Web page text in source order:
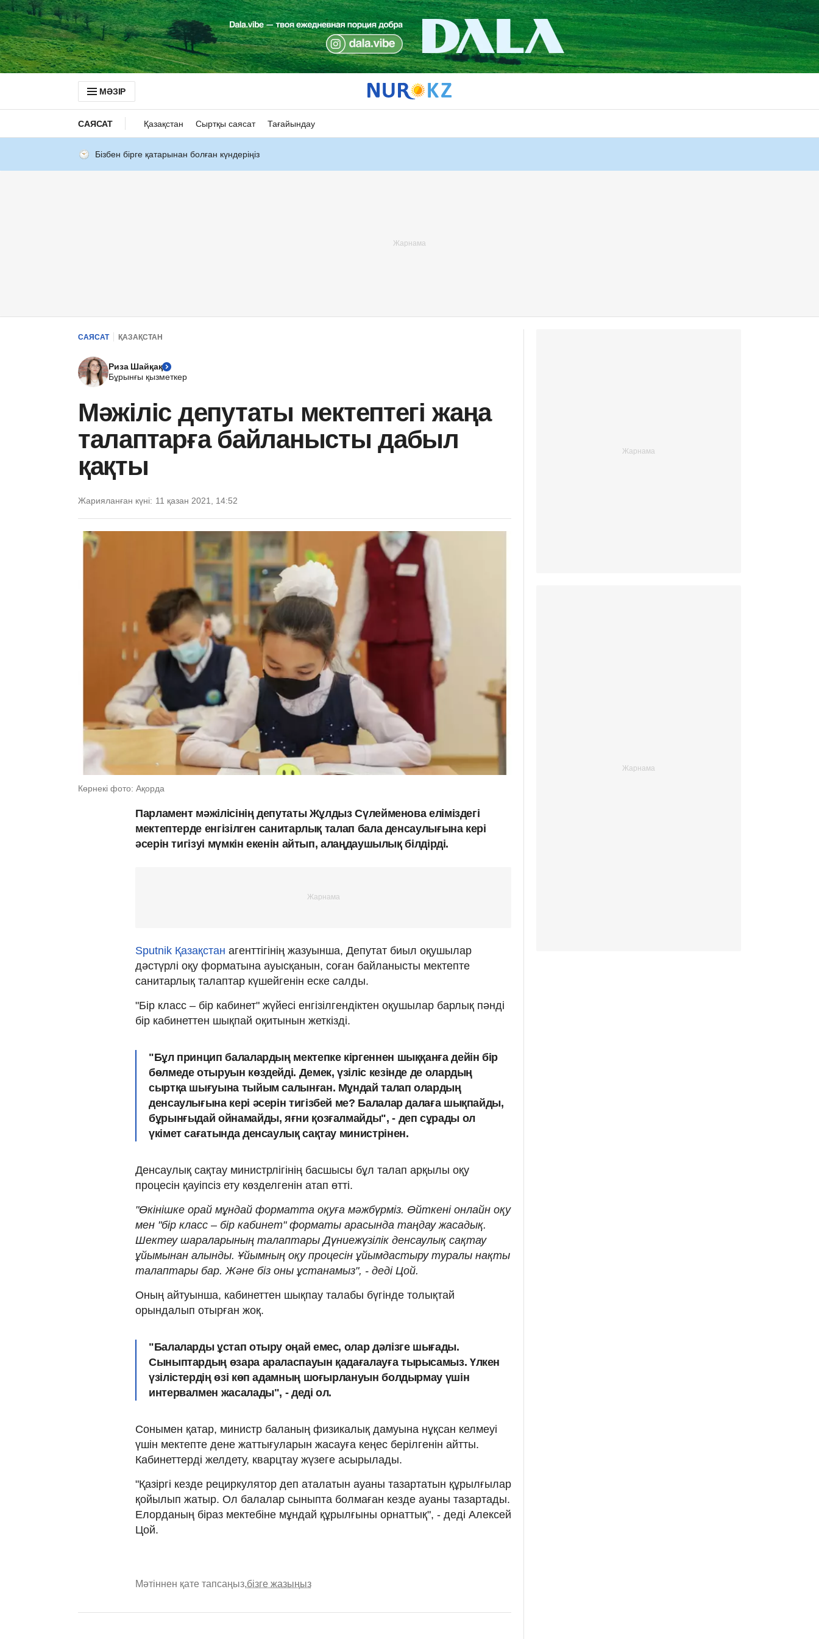
МӘЗІР
САЯСАТ Қазақстан Сыртқы саясат Тағайындау
Бізбен бірге қатарынан болған күндеріңіз
САЯСАТ ҚАЗАҚСТАН
Риза Шайқақ
Бұрынғы қызметкер
Мәжіліс депутаты мектептегі жаңа
талаптарға байланысты дабыл
қақты
Жарияланған күні: 11 қазан 2021, 14:52
Көрнекі фото: Ақорда
Парламент мәжілісінің депутаты Жұлдыз Сүлейменова еліміздегі
мектептерде енгізілген санитарлық талап бала денсаулығына кері
әсерін тигізуі мүмкін екенін айтып, алаңдаушылық білдірді.
Sputnik Қазақстан агенттігінің жазуынша, Депутат биыл оқушылар
дәстүрлі оқу форматына ауысқанын, соған байланысты мектепте
санитарлық талаптар күшейгенін еске салды.
"Бір класс – бір кабинет" жүйесі енгізілгендіктен оқушылар барлық пәнді
бір кабинеттен шықпай оқитынын жеткізді.
"Бұл принцип балалардың мектепке кіргеннен шыққанға дейін бір
бөлмеде отыруын көздейді. Демек, үзіліс кезінде де олардың
сыртқа шығуына тыйым салынған. Мұндай талап олардың
денсаулығына кері әсерін тигізбей ме? Балалар далаға шықпайды,
бұрынғыдай ойнамайды, яғни қозғалмайды", - деп сұрады ол
үкімет сағатында денсаулық сақтау министрінен.
Денсаулық сақтау министрлігінің басшысы бұл талап арқылы оқу
процесін қауіпсіз ету көзделгенін атап өтті.
"Өкінішке орай мұндай форматта оқуға мәжбүрміз. Өйткені онлайн оқу
мен "бір класс – бір кабинет" форматы арасында таңдау жасадық.
Шектеу шараларының талаптары Дүниежүзілік денсаулық сақтау
ұйымынан алынды. Ұйымның оқу процесін ұйымдастыру туралы нақты
талаптары бар. Және біз оны ұстанамыз", - деді Цой.
Оның айтуынша, кабинеттен шықпау талабы бүгінде толықтай
орындалып отырған жоқ.
"Балаларды ұстап отыру оңай емес, олар дәлізге шығады.
Сыныптардың өзара араласпауын қадағалауға тырысамыз. Үлкен
үзілістердің өзі көп адамның шоғырлануын болдырмау үшін
интервалмен жасалады", - деді ол.
Сонымен қатар, министр баланың физикалық дамуына нұқсан келмеуі
үшін мектепте дене жаттығуларын жасауға кеңес берілгенін айтты.
Кабинеттерді желдету, кварцтау жүзеге асырылады.
"Қазіргі кезде рециркулятор деп аталатын ауаны тазартатын құрылғылар
қойылып жатыр. Ол балалар сыныпта болмаған кезде ауаны тазартады.
Елорданың біраз мектебіне мұндай құрылғыны орнаттық", - деді Алексей
Цой.
Мәтіннен қате тапсаңыз,бізге жазыңыз